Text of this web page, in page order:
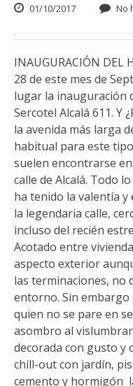
01/10/2017
No
INAUGURACIÓN DEL
28 de este mes de
lugar la inauguración
Sercotel Alcalá 611. Y
la avenida más larga
habitual para este
suelen encontrarse
calle de Alcalá. Todo
ha tenido la valentía y
la legendaria calle,
incluso del recién
Acotado entre
aspecto exterior
las terminaciones, no
entorno. Sin
quien no se pare en
asombro al
decorada con gusto y
chill-out con jardín,
cemento y hormigón